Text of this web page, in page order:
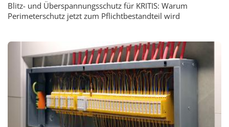
Blitz- und Überspannungsschutz für KRITIS: Warum
Perimeterschutz jetzt zum Pflichtbestandteil wird